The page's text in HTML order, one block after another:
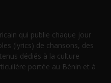
qui publie chaque jour
(lyrics) de chansons, des
dédiés à la culture
portée au Bénin et à